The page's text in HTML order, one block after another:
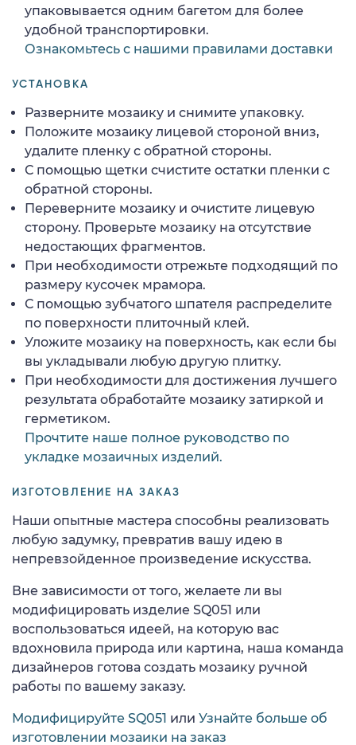
упаковывается одним багетом для более
удобной транспортировки.
Ознакомьтесь с нашими правилами доставки
УСТАНОВКА
Разверните мозаику и снимите упаковку.
Положите мозаику лицевой стороной вниз,
удалите пленку с обратной стороны.
С помощью щетки счистите остатки пленки с
обратной стороны.
Переверните мозаику и очистите лицевую
сторону. Проверьте мозаику на отсутствие
недостающих фрагментов.
При необходимости отрежьте подходящий по
размеру кусочек мрамора.
С помощью зубчатого шпателя распределите
по поверхности плиточный клей.
Уложите мозаику на поверхность, как если бы
вы укладывали любую другую плитку.
При необходимости для достижения лучшего
результата обработайте мозаику затиркой и
герметиком.
Прочтите наше полное руководство по
укладке мозаичных изделий.
ИЗГОТОВЛЕНИЕ НА ЗАКАЗ
Наши опытные мастера способны реализовать
любую задумку, превратив вашу идею в
непревзойденное произведение искусства.
Вне зависимости от того, желаете ли вы
модифицировать изделие SQ051 или
воспользоваться идеей, на которую вас
вдохновила природа или картина, наша команда
дизайнеров готова создать мозаику ручной
работы по вашему заказу.
Модифицируйте SQ051 или Узнайте больше об
изготовлении мозаики на заказ